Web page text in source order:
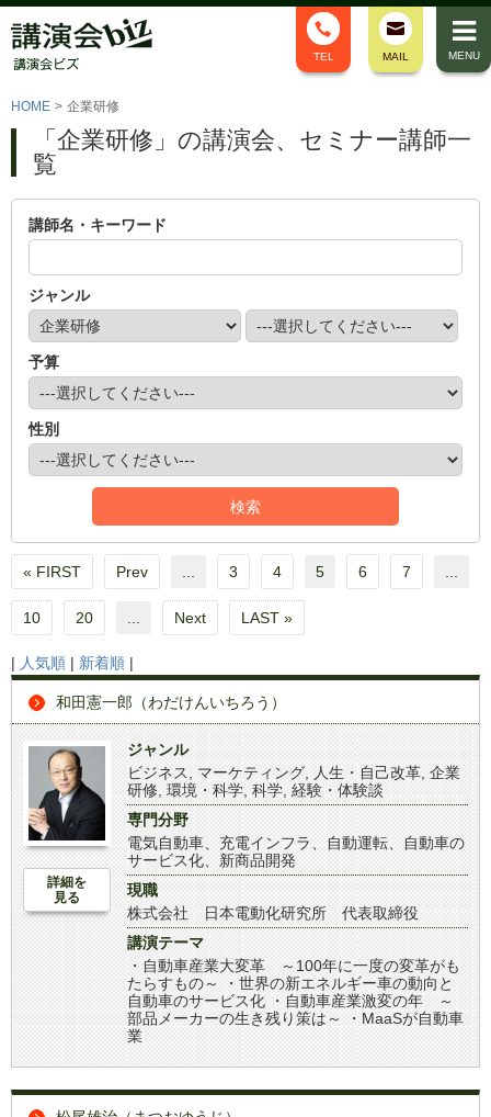
MENU
TEL MAIL
HOME > 企業研修
「企業研修」の講演会、セミナー講師一
覧
講師名・キーワード
ジャンル
予算
性別
« FIRST Prev 3 4 5 6 7
10 20 Next LAST »
| 人気順 | 新着順 |
和田憲一郎（わだけんいちろう）
詳細を
見る
ジャンル
ビジネス
マーケティング 人生・自己改革 企業
研修 環境・科学 科学 経験・体験談
専門分野
電気自動車、充電インフラ、自動運転、自動車の
サービス化、新商品開発
現職
株式会社 日本電動化研究所 代表取締役
講演テーマ
・自動車産業大変革 ～100年に一度の変革がも
たらすもの～ ・世界の新エネルギー車の動向と
自動車のサービス化 ・自動車産業激変の年 ～
部品メーカーの生き残り策は～ ・MaaSが自動車
業